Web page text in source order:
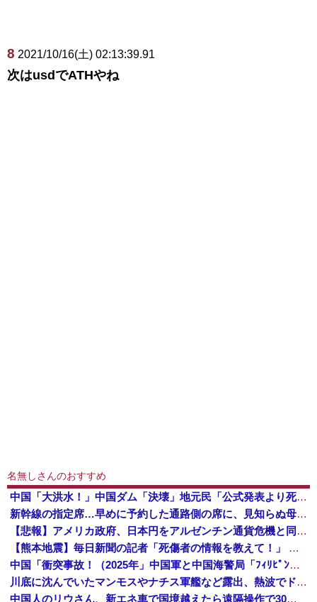
8 2021/10/16(土) 02:13:39.91
次はusdでATHやね
名無しさんのおすすめ
中国「大洪水！」中国ダム「決壊」地元民「公式発表より死者多い！」中国政府「住民拘束！（安否不明」中国当局「救助隊動画も削除」台風13号「三峡ダム接近中」→
新幹線の指定席…早めに予約した通路側の席に、見知らぬ母子が。車掌の呼びかけにも「目を閉じて無視」して居座られました。無理やり奪われた席は、結局“...
【悲報】アメリカ政府、日本円をアルゼンチン通貨危機と同列扱いへ・・・
【熊本地震】毎日新聞の記者「死傷者の情報を教えて！」 → 企業「個人情報は控えます！」 → 記「年代は？特定につながらないでしょ？教えてよ？教え...
中国「衝突事故！（2025年」中国軍と中国海警局「ﾌｨﾘﾋﾟﾝ船の追跡中に衝突！（8/11」中国「2人死亡」中国政府「1年間隠蔽」日本「隠蔽され...
川底に沈んでいたマンモスやナチス軍艦など露出、熱波でドナウ川が歴史的渇水！
中国人のリウさん、新エネ車で国境越えたら遠隔操作で30時間ロックされる！